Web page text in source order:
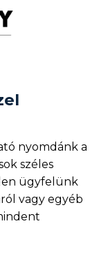
nyomdánk a
széles
ügyfelünk
vagy egyéb